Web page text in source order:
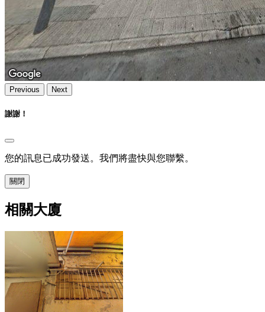
Previous Next
謝謝！
您的訊息已成功發送。我們將盡快與您聯繫。
關閉
相關大廈